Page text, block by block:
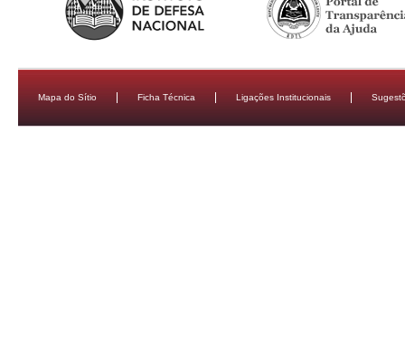
Mapa do Sítio Ficha Técnica Ligações Institucionais